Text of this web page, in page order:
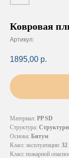
Ковровая
Артикул:
1895,00 р.
Материал: PP SD
Структура:
Основа: Битум
Класс эксплуатации: 32
Класс пожарной